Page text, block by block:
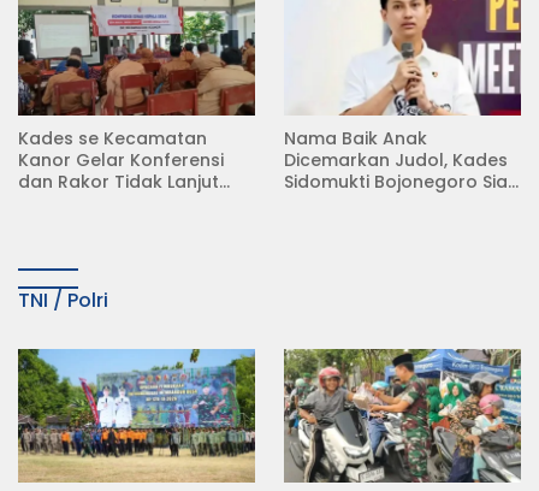
Kades se Kecamatan
Kanor Gelar Konferensi
dan Rakor Tidak Lanjut
Nama Baik Anak
Dicemarkan Judol, Kades
Sidomukti Bojonegoro Siap
TNI / Polri